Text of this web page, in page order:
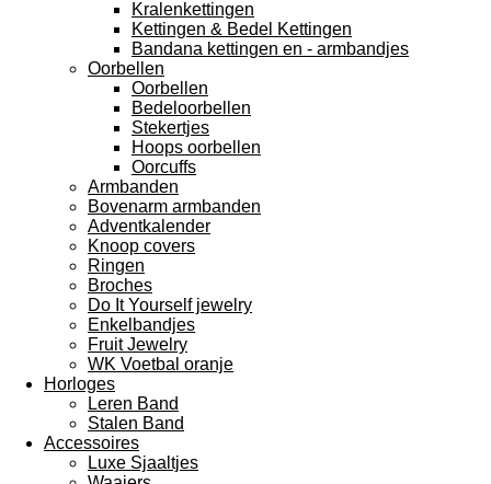
Kralenkettingen
Kettingen & Bedel Kettingen
Bandana kettingen en - armbandjes
Oorbellen
Oorbellen
Bedeloorbellen
Stekertjes
Hoops oorbellen
Oorcuffs
Armbanden
Bovenarm armbanden
Adventkalender
Knoop covers
Ringen
Broches
Do It Yourself jewelry
Enkelbandjes
Fruit Jewelry
WK Voetbal oranje
Horloges
Leren Band
Stalen Band
Accessoires
Luxe Sjaaltjes